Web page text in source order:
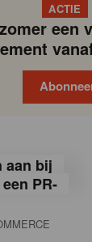
ACTIE
een
aan bij
PR-